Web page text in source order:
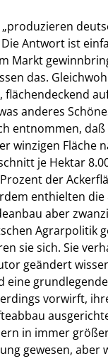
Die Antwort ist
Markt
das.
anderes
entnommen,
winzigen Fläche
je Hektar
der
enthielten
aber
Agrarpolitik
sie sich. Sie
geändert
vorwirft,
in immer
gewesen,